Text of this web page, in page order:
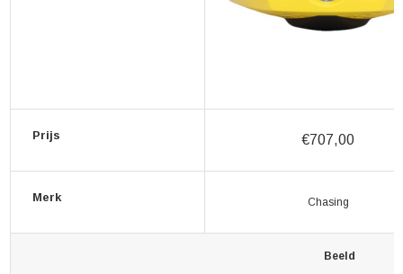
Prijs €707,00
Merk Chasing
Beeld